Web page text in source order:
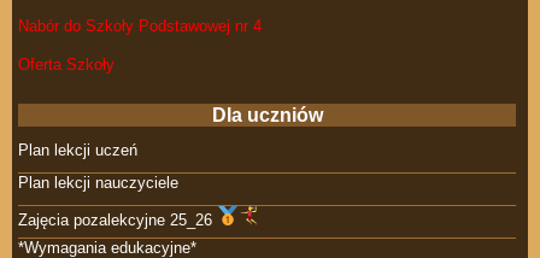
Nabór do Szkoły Podstawowej nr 4
Oferta Szkoły
Dla uczniów
Plan lekcji uczeń
Plan lekcji nauczyciele
Zajęcia pozalekcyjne 25_26
*Wymagania edukacyjne*